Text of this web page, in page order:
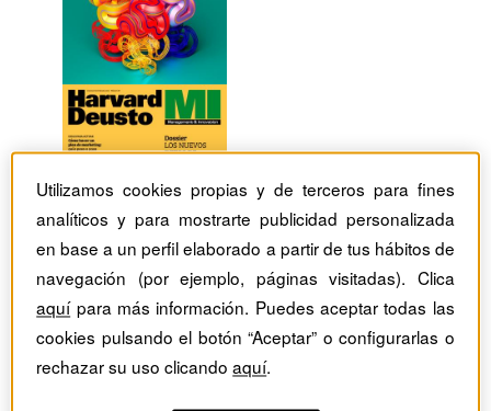
Management & Innovation
Utilizamos cookies propias y de terceros para fines
analíticos y para mostrarte publicidad personalizada
en base a un perfil elaborado a partir de tus hábitos de
navegación (por ejemplo, páginas visitadas). Clica
aquípara más información. Puedes aceptar todas las
cookies pulsando el botón “Aceptar” o configurarlas o
rechazar su uso clicandoaquí.